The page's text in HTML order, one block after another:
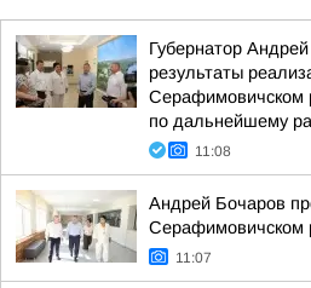
Губернатор
результаты
Серафимовичском
по дальнейшему
11:08
Андрей Бочаров
Серафимовичском
11:07